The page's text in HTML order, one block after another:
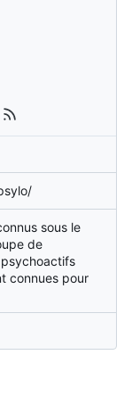
sous le
de
connues pour